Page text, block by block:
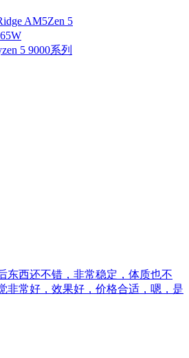
AM5Zen 5
65W
5 9000系列
东西还不错，非常稳定，体质也不
非常好，效果好，价格合适，嗯，是